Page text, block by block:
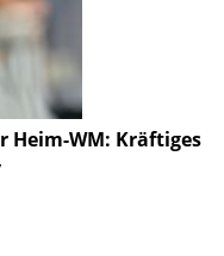
Heim-WM: Kräftiges